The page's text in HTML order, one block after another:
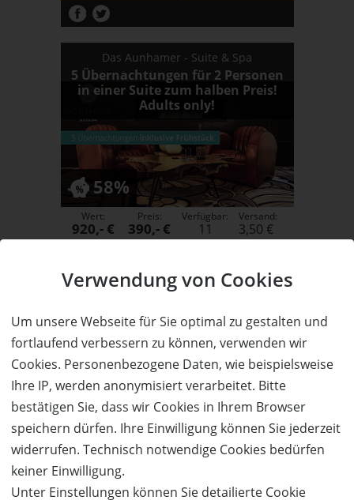
Verwendung von Cookies
Um unsere Webseite für Sie optimal zu gestalten und
fortlaufend verbessern zu können, verwenden wir
Cookies. Personenbezogene Daten, wie beispielsweise
Ihre IP, werden anonymisiert verarbeitet. Bitte
bestätigen Sie, dass wir Cookies in Ihrem Browser
speichern dürfen. Ihre Einwilligung können Sie jederzeit
widerrufen. Technisch notwendige Cookies bedürfen
keiner Einwilligung.
Unter Einstellungen können Sie detailierte Cookie
Das Aunhamer - Suite & Spa
5 Übernachtungen für 2 Personen
in einer Suite zum halben Preis!
Adults only!
58%
Wert:
920,- €
Preis:
390,- €
Verfügbar:
11
Versand:
3,50 €